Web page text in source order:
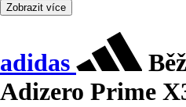
Zobrazit více
adidas
Adizero Prime